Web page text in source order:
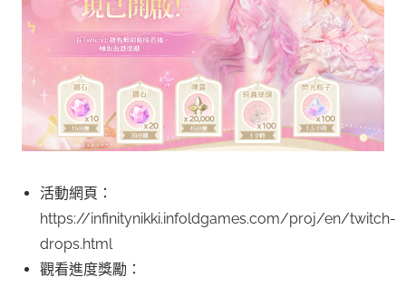
活動網頁：
https://infinitynikki.infoldgames.com/proj/en/twitch-
drops.html
觀看進度獎勵：